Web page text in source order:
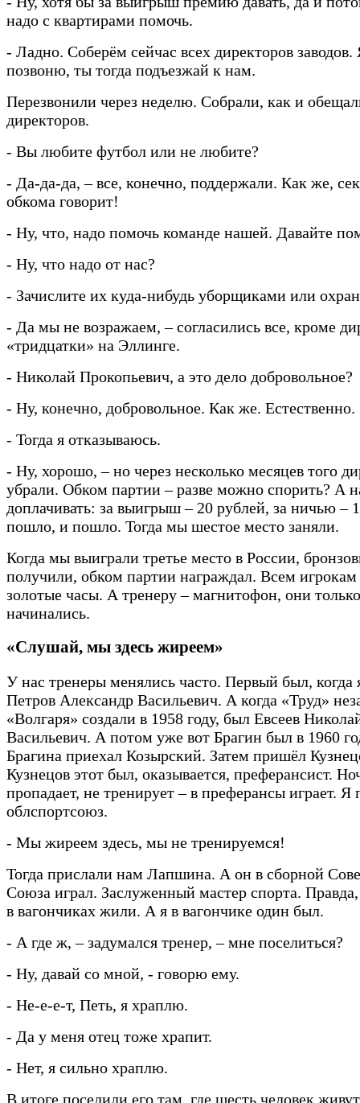
надо с квартирами помочь.
- Ладно. Соберём сейчас всех директоров заводов.
позвоню, ты тогда подъезжай к нам.
Перезвонили через неделю. Собрали, как и
директоров.
- Вы любите футбол или не любите?
- Да-да-да, – все, конечно, поддержали. Как же,
обкома говорит!
- Ну, что, надо помочь команде нашей. Давайте
- Ну, что надо от нас?
- Зачислите их куда-нибудь уборщиками или
- Да мы не возражаем, – согласились все, кроме
«тридцатки» на Эллинге.
- Николай Прокопьевич, а это дело добровольное?
- Ну, конечно, добровольное. Как же. Естественно.
- Тогда я отказываюсь.
- Ну, хорошо, – но через несколько месяцев того
убрали. Обком партии – разве можно спорить? А
доплачивать: за выигрыш – 20 рублей, за ничью –
пошло, и пошло. Тогда мы шестое место заняли.
Когда мы выиграли третье место в России,
получили, обком партии награждал. Всем игрокам
золотые часы. А тренеру – магнитофон, они только
начинались.
«Слушай, мы здесь жиреем»
У нас тренеры менялись часто. Первый был, когда
Петров Александр Васильевич. А когда «Труд»
«Волгаря» создали в 1958 году, был Евсеев
Васильевич. А потом уже вот Брагин был в 1960
Брагина приехал Козырский. Затем пришёл
Кузнецов этот был, оказывается, преферансист.
пропадает, не тренирует – в преферансы играет. Я
облспортсоюз.
- Мы жиреем здесь, мы не тренируемся!
Тогда прислали нам Лапшина. А он в сборной
Союза играл. Заслуженный мастер спорта.
в вагончиках жили. А я в вагончике один был.
- А где ж, – задумался тренер, – мне поселиться?
- Ну, давай со мной, - говорю ему.
- Не-е-е-т, Петь, я храплю.
- Да у меня отец тоже храпит.
- Нет, я сильно храплю.
В итоге поселили его там, где шесть человек